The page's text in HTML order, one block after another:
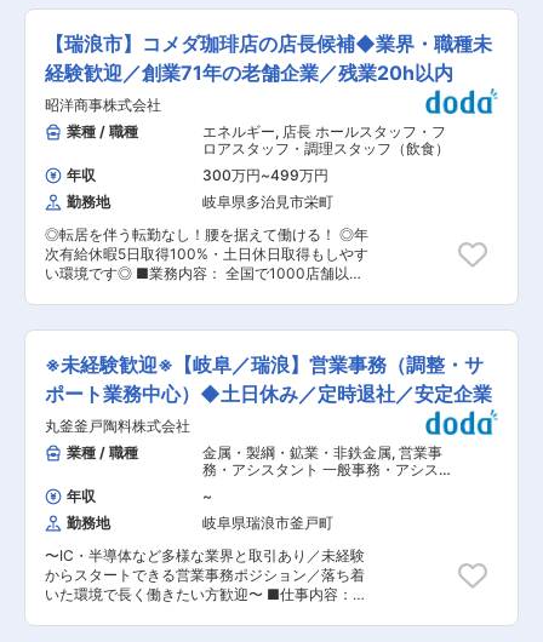
ご活躍頂きたいと考えております。 ■働き方、就
業環境： 直近3年間は離職者も無く、定着率が高
いです。上下関係なくフラットな社風です。講師
が待機できるルーム完備や広い受付エントラン
ス、デスクスペースなど勤務環境に気を配った働
きやすい空間をご用意しております。 ■勤務地：
個別指導学習塾 スクールIE(新規の教室での勤務
可能性もございます) 【希望ヶ丘校】 岐阜県多
治見市小名田町西ヶ洞1-153 【恵那校】岐阜県
恵那市大井町269-4 土田屋ビル2F 【土岐校】
岐阜県土岐市泉町久尻569-6 【瑞浪校】岐阜県瑞
浪市寺河戸町1186
客や不動産会社などへ定期訪問し、顧客ニーズを
キャッチ。民間企業に対してリノベーション・リ
フォーム、新設など建築に関する提案を行ってい
ただきます。 ◇公共営業 官公庁や自治体への入
札を担当していただきます。(入札に伴い、案件の
調査や協力会社との調整・打合せも担当)将来的に
は提案書や見積書の作成も覚えていただきます。
◇対応エリア 概ね事務所から1時間半以内（外出
時には社用車を利用）直行直帰OK ■当ポジショ
ンの魅力： ・建築の専門知識を活かしながら営業
スキルも身につけられる ・既存顧客や協力業者と
のネットワークがあり、新規開拓だけでなく安定
した営業基盤がある ・顧客のスケジュールに合わ
せた柔軟な働き方が可能で、直行直帰OK ・見積
作成など営業に必要なスキルを段階的に習得でき
る ■当社について： ◇当社は創業以来、50年に
土木工事を行う建設会社です。 ◇原則元請での工
事がほとんどで、施工場所は瑞浪市内に限定され
ていますので長距離移動や転勤はありません。 ◇
腰を据えて仕事していただくことができます。 変
更の範囲：無
【瑞浪市】コメダ珈琲店の店長候補◆業界・職種未
経験歓迎／創業71年の老舗企業／残業20h以内
昭洋商事株式会社
業種 / 職種
エネルギー, 店長 ホールスタッフ・フ
ロアスタッフ・調理スタッフ（飲食）
年収
300万円~499万円
勤務地
岐阜県多治見市栄町
◎転居を伴う転勤なし！腰を据えて働ける！ ◎年
次有給休暇5日取得100%・土日休日取得もしやす
い環境です◎ ■業務内容： 全国で1000店舗以上
で、ご要望やお好みに合わせて商品の提案を行
い、積極的にコミュニケーションをとることで、
状況に応じた対応力を身に付けることができま
す。 【具体的には】 ・接客業務：販売業務、商
品の並び替えや入れ替え ・売上管理、商品管理、
シフト管理など ■就業環境： ◎正社員2名以上、
アルバイトスタッフも30名程の体制のため、お休
みを希望通り取りやすい環境です。希望があれば
土日休みも取得できます。 「休みはしっかり休
む」という方針の社風で他店舗の人員でカバーす
ることはできるので月8日の休みが確保がされる
ような運営ができています。 ◎学生のアルバイト
スタッフが多数在籍しており夜間や休日のシフト
に入っていただいております。勤続年数が長いベ
テランのパートスタッフもいらっしゃるため、正
社員でも安心して休みをとれる環境です。店内は
※未経験歓迎※【岐阜／瑞浪】営業事務（調整・サ
ポート業務中心）◆土日休み／定時退社／安定企業
丸釜釜戸陶料株式会社
業種 / 職種
金属・製綱・鉱業・非鉄金属, 営業事
務・アシスタント 一般事務・アシスタ
年収
~
勤務地
岐阜県瑞浪市釜戸町
〜IC・半導体など多様な業界と取引あり／未経験
からスタートできる営業事務ポジション／落ち着
いた環境で長く働きたい方歓迎〜 ■仕事内容：